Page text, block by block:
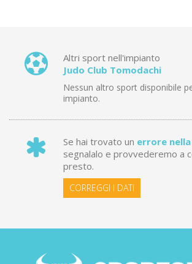
Altri sport nell'impianto
Judo Club Tomodachi
Nessun altro sport disponibile
impianto.
Se hai trovato un errore
segnalalo e provvederemo a
presto.
CORREGGI I DATI